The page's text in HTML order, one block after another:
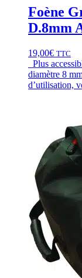
Foène
D.8mm
19,00€ TTC
Plus
diamètre 8
d’utilisation,